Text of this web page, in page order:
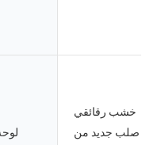
خشب رقائقي
صلب جديد من